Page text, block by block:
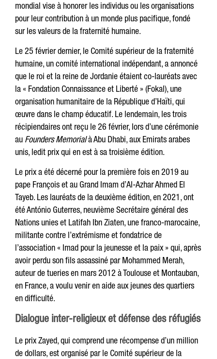
mondial vise à honorer les individus ou les organisations
pour leur contribution à un monde plus pacifique, fondé
sur les valeurs de la fraternité humaine.
Le 25 février dernier, le Comité supérieur de la fraternité
humaine, un comité international indépendant, a annoncé
que le roi et la reine de Jordanie étaient co-lauréats avec
la « Fondation Connaissance et Liberté » (Fokal), une
organisation humanitaire de la République d’Haïti, qui
œuvre dans le champ éducatif. Le lendemain, les trois
récipiendaires ont reçu le 26 février, lors d’une cérémonie
au Founders Memorialà Abu Dhabi, aux Emirats arabes
unis, ledit prix qui en est à sa troisième édition.
Le prix a été décerné pour la première fois en 2019 au
pape François et au Grand Imam d’Al-Azhar Ahmed El
Tayeb. Les lauréats de la deuxième édition, en 2021, ont
été António Guterres, neuvième Secrétaire général des
Nations unies et Latifah Ibn Ziaten, une franco-marocaine,
militante contre l’extrémisme et fondatrice de
l’association « Imad pour la jeunesse et la paix » qui, après
avoir perdu son fils assassiné par Mohammed Merah,
auteur de tueries en mars 2012 à Toulouse et Montauban,
en France, a voulu venir en aide aux jeunes des quartiers
en difficulté.
Dialogue inter-religieux et défense des réfugiés
Le prix Zayed, qui comprend une récompense d’un million
de dollars, est organisé par le Comité supérieur de la